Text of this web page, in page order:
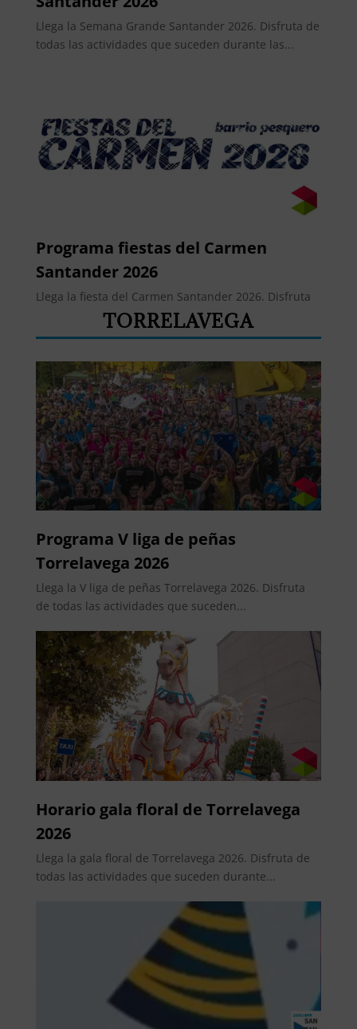
Llega la Semana Grande Santander 2026. Disfruta de
todas las actividades que suceden durante las...
Programa fiestas del Carmen
Santander 2026
Llega la fiesta del Carmen Santander 2026. Disfruta
de todas las actividades que suceden durante...
TORRELAVEGA
Programa V liga de peñas
Torrelavega 2026
Llega la V liga de peñas Torrelavega 2026. Disfruta
de todas las actividades que suceden...
Horario gala floral de Torrelavega
2026
Llega la gala floral de Torrelavega 2026. Disfruta de
todas las actividades que suceden durante...